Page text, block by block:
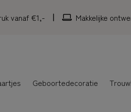
vanaf €1,- Makkelijke
Geboortedecoratie